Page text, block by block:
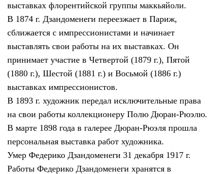
выставках флорентийской группы маккьяйоли.
В 1874 г. Дзандоменеги переезжает в Париж,
сближается с импрессионистами и начинает
выставлять свои работы на их выставках. Он
принимает участие в Четвертой (1879 г.), Пятой
(1880 г.), Шестой (1881 г.) и Восьмой (1886 г.)
выставках импрессионистов.
В 1893 г. художник передал исключительные права
на свои работы коллекционеру Полю Дюран-Рюэлю.
В марте 1898 года в галерее Дюран-Рюэля прошла
персональная выставка работ художника.
Умер Федерико Дзандоменеги 31 декабря 1917 г.
Работы Федерико Дзандоменеги хранятся в